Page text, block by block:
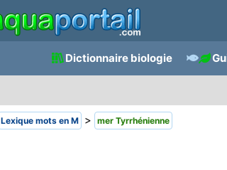
Dictionnaire biologie
Lexique mots en M > mer Tyrrhénienne